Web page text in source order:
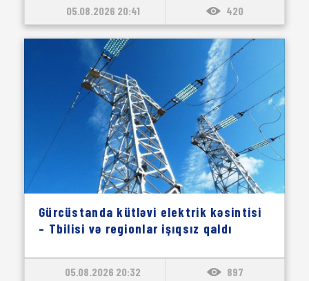
05.08.2026 20:41 420
Gürcüstanda kütləvi elektrik kəsintisi
– Tbilisi və regionlar işıqsız qaldı
05.08.2026 20:32 897